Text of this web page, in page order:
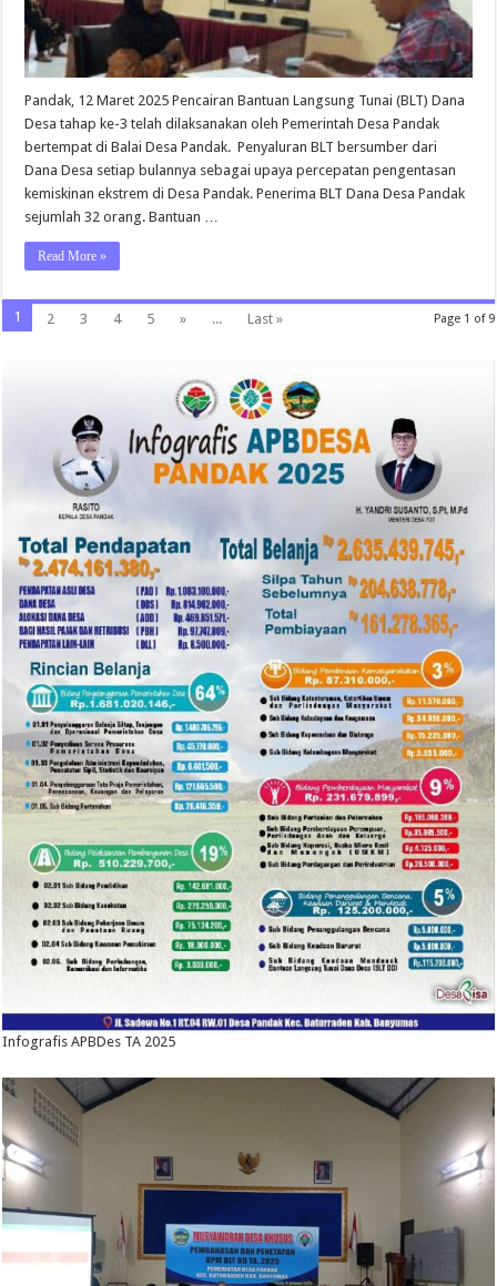
Pandak, 12 Maret 2025 Pencairan Bantuan Langsung Tunai (BLT) Dana
Desa tahap ke-3 telah dilaksanakan oleh Pemerintah Desa Pandak
bertempat di Balai Desa Pandak. Penyaluran BLT bersumber dari
Dana Desa setiap bulannya sebagai upaya percepatan pengentasan
kemiskinan ekstrem di Desa Pandak. Penerima BLT Dana Desa Pandak
sejumlah 32 orang. Bantuan …
Read More »
Page 1 of 9
1 2 3 4 5 » ... Last »
Infografis APBDes TA 2025